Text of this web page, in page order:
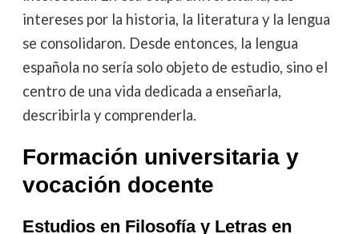
intereses por la historia, la literatura y la lengua
se consolidaron. Desde entonces, la lengua
española no sería solo objeto de estudio, sino el
centro de una vida dedicada a enseñarla,
describirla y comprenderla.
Formación universitaria y
vocación docente
Estudios en Filosofía y Letras en